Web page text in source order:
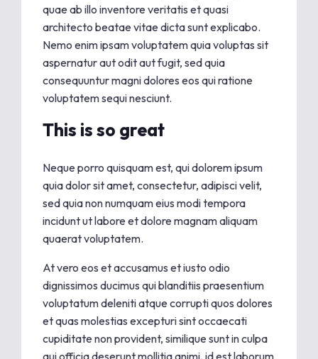
quae ab illo inventore veritatis et quasi
architecto beatae vitae dicta sunt explicabo.
Nemo enim ipsam voluptatem quia voluptas sit
aspernatur aut odit aut fugit, sed quia
consequuntur magni dolores eos qui ratione
voluptatem sequi nesciunt.
This is so great
Neque porro quisquam est, qui dolorem ipsum
quia dolor sit amet, consectetur, adipisci velit,
sed quia non numquam eius modi tempora
incidunt ut labore et dolore magnam aliquam
quaerat voluptatem.
At vero eos et accusamus et iusto odio
dignissimos ducimus qui blanditiis praesentium
voluptatum deleniti atque corrupti quos dolores
et quas molestias excepturi sint occaecati
cupiditate non provident, similique sunt in culpa